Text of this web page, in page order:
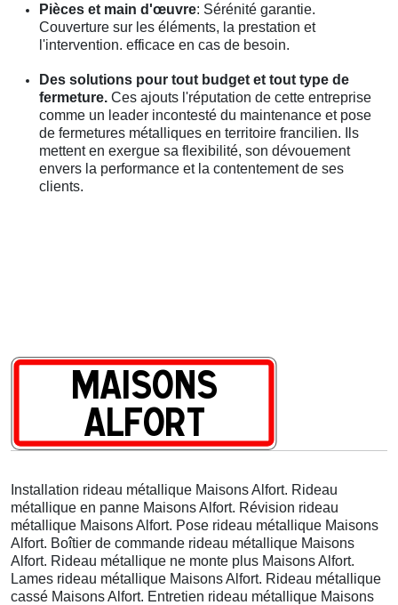
Pièces et main d'œuvre: Sérénité garantie.
Couverture sur les éléments, la prestation et
l'intervention. efficace en cas de besoin.
Des solutions pour tout budget et tout type de
fermeture. Ces ajouts l'réputation de cette entreprise
comme un leader incontesté du maintenance et pose
de fermetures métalliques en territoire francilien. Ils
mettent en exergue sa flexibilité, son dévouement
envers la performance et la contentement de ses
clients.
Installation rideau métallique Maisons Alfort. Rideau
métallique en panne Maisons Alfort. Révision rideau
métallique Maisons Alfort. Pose rideau métallique Maisons
Alfort. Boîtier de commande rideau métallique Maisons
Alfort. Rideau métallique ne monte plus Maisons Alfort.
Lames rideau métallique Maisons Alfort. Rideau métallique
cassé Maisons Alfort. Entretien rideau métallique Maisons